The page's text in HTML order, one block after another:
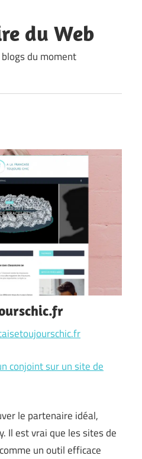
du Web
du moment
conjoint sur un site de
le partenaire idéal,
Il est vrai que les sites de
un outil efficace